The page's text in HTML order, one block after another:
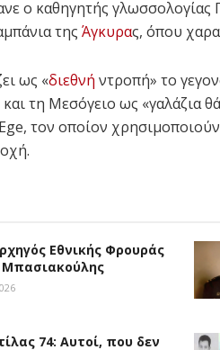
ο καθηγητής
της Άγκυρας, όπου
ως «διεθνή ντροπή» το
τη Μεσόγειο ως «γαλάζια
τον οποίον
Εθνικής Φρουράς
Μπασιακούλης
74: Αυτοί, που δεν